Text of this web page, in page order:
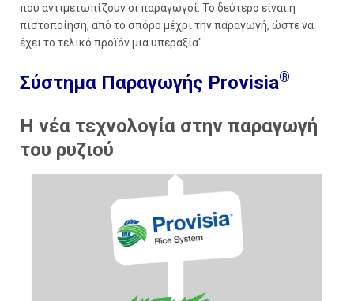
που αντιμετωπίζουν οι παραγωγοί. Το δεύτερο είναι η
πιστοποίηση, από το σπόρο μέχρι την παραγωγή, ώστε να
έχει το τελικό προϊόν μια υπεραξία".
Σύστημα Παραγωγής Provisia®
Η νέα τεχνολογία στην παραγωγή
του ρυζιού